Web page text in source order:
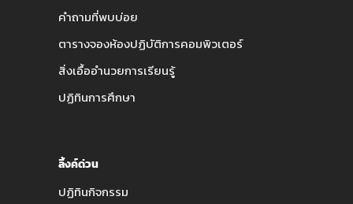
คำถามที่พบบ่อย
ตารางจองห้องปฏิบัติการคอมพิวเตอร์
สิ่งเอื้ออำนวยการเรียนรู้
ปฏิทินการศึกษา
ลิ้งค์ด่วน
ปฏิทินกิจกรรม